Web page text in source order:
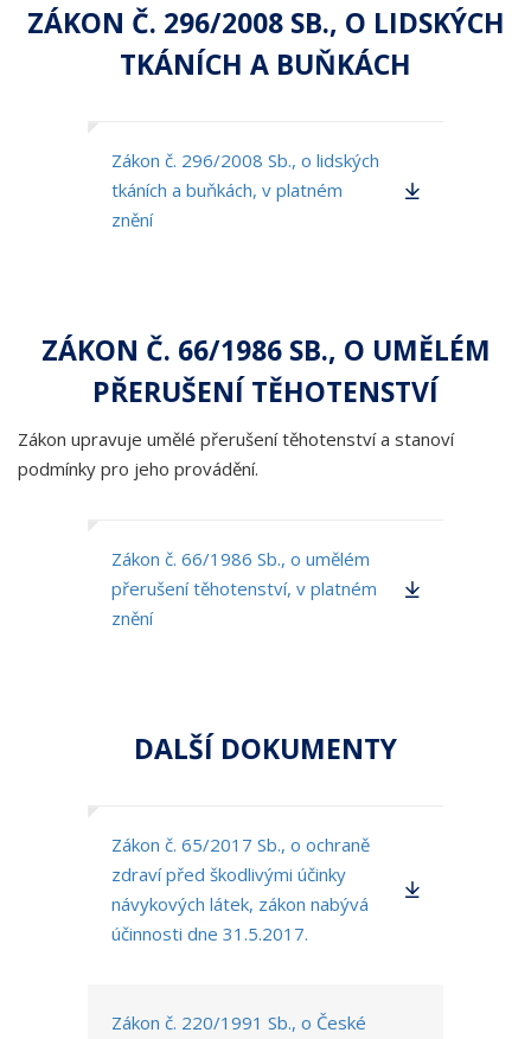
ZÁKON Č. 296/2008 SB., O LIDSKÝCH
TKÁNÍCH A BUŇKÁCH
Zákon č. 296/2008 Sb., o lidských
tkáních a buňkách, v platném
znění
ZÁKON Č. 66/1986 SB., O UMĚLÉM
PŘERUŠENÍ TĚHOTENSTVÍ
Zákon upravuje umělé přerušení těhotenství a stanoví
podmínky pro jeho provádění.
Zákon č. 66/1986 Sb., o umělém
přerušení těhotenství, v platném
znění
DALŠÍ DOKUMENTY
Zákon č. 65/2017 Sb., o ochraně
zdraví před škodlivými účinky
návykových látek, zákon nabývá
účinnosti dne 31.5.2017.
Zákon č. 220/1991 Sb., o České